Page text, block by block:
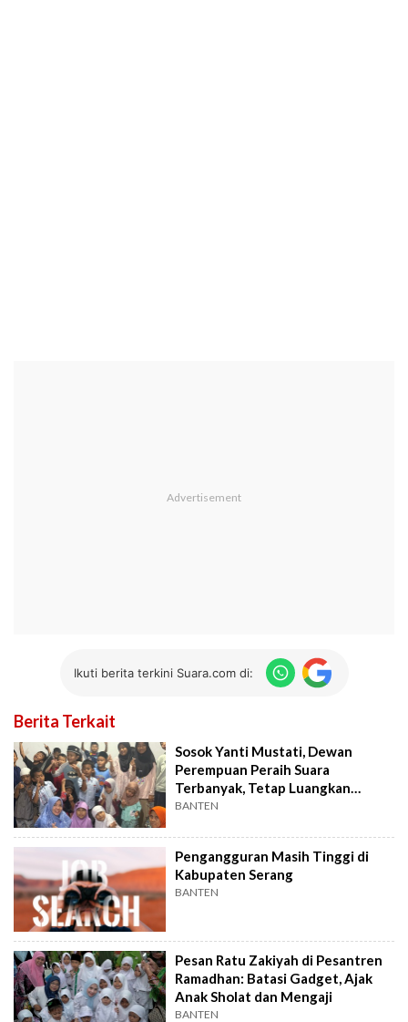
Ikuti berita terkini Suara.com di:
Berita Terkait
Sosok Yanti Mustati, Dewan
Perempuan Peraih Suara
Terbanyak, Tetap Luangkan
Waktu Mengajar Ngaji
BANTEN
Pengangguran Masih Tinggi di
Kabupaten Serang
BANTEN
Pesan Ratu Zakiyah di Pesantren
Ramadhan: Batasi Gadget, Ajak
Anak Sholat dan Mengaji
BANTEN